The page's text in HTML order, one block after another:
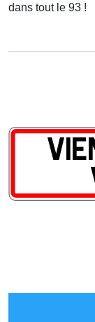
dans tout le 93 !